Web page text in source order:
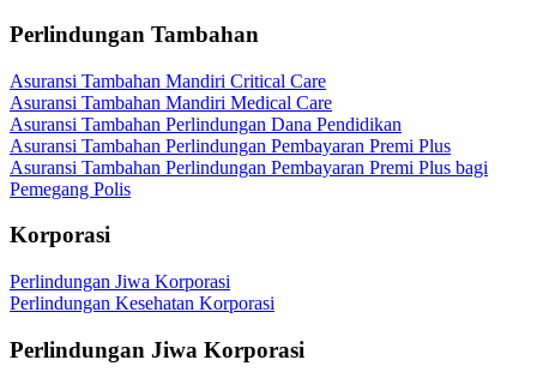
Perlindungan Tambahan
Asuransi Tambahan Mandiri Critical Care
Asuransi Tambahan Mandiri Medical Care
Asuransi Tambahan Perlindungan Dana Pendidikan
Asuransi Tambahan Perlindungan Pembayaran Premi Plus
Asuransi Tambahan Perlindungan Pembayaran Premi Plus bagi
Pemegang Polis
Korporasi
Perlindungan Jiwa Korporasi
Perlindungan Kesehatan Korporasi
Perlindungan Jiwa Korporasi